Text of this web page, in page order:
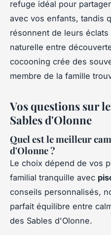
refuge idéal pour
avec vos enfants, tandis
résonnent de leurs
naturelle entre
cocooning crée des
membre de la famille
Vos questions sur
Sables d'Olonne
Quel est le meilleur
d'Olonne ?
Le choix dépend de vos
familial tranquille avec
conseils personnalisés,
parfait équilibre entre
des Sables d'Olonne.